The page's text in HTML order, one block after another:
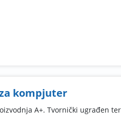
kompjuter
A+. Tvornički ugrađen